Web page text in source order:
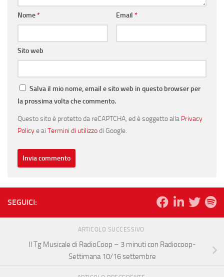
Nome* Email *
Sito web
Salva il mio nome, email e sito web in questo browser per
la prossima volta che commento.
Questo sito è protetto da reCAPTCHA, ed è soggetto alla Privacy
Policye ai Termini di utilizzodi Google.
SEGUICI:
ARTICOLO SUCCESSIVO
Il Tg Musicale di RadioCoop – 3 minuti con Radiocoop-
Settimana 10/16 settembre